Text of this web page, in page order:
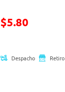
Precio reducido de
$5.80
Despacho Retiro